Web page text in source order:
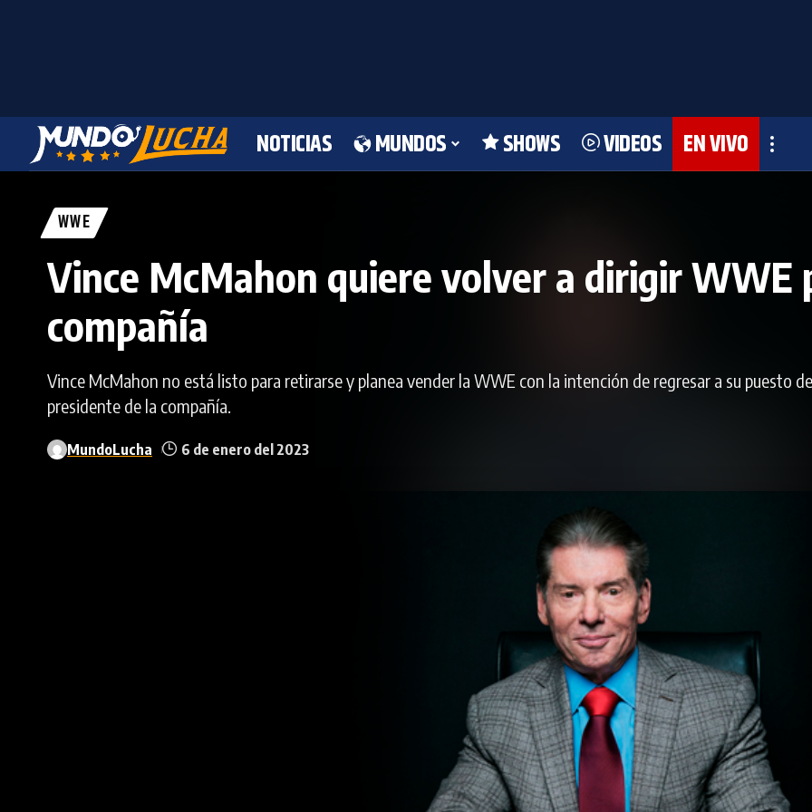
NOTICIAS MUNDOS SHOWS VIDEOS EN VIVO
WWE
Vince McMahon quiere volver a dirigir WWE
compañía
Vince McMahon no está listo para retirarse y planea vender la WWE con la intención de regresar a su puesto de
presidente de la compañía.
MundoLucha 6 de enero del 2023